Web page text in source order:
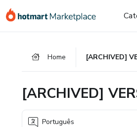
para
para
para
Home
[ARCHIVED]
Português